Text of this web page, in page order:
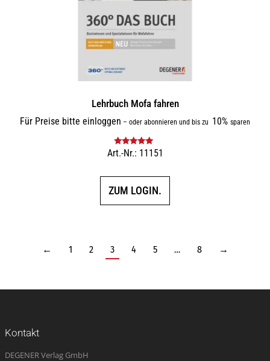
Lehrbuch Mofa fahren
Für Preise bitte einloggen – oder abonnieren und bis zu 10% sparen
Bewertet mit
Art.-Nr.: 11151
ZUM LOGIN.
← 1 2 3 4 5 … 8 →
Kontakt
DEGENER Verlag GmbH